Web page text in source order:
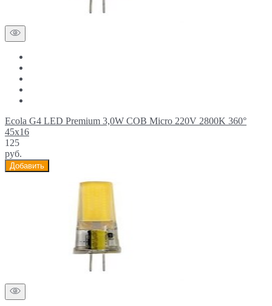
Ecola G4 LED Premium 3,0W COB Micro 220V 2800K 360°
45x16
125
руб.
Добавить